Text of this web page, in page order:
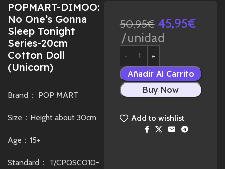
POPMART-DIMOO:
No One’s Gonna
Sleep Tonight
Series-20cm
Cotton Doll
(Unicorn)
Brand： POP MART
Size：Height about 30cm
Age：15+
Standard： T/CPQSCO10-
50,95€ 45,95€
unidad
Añadir Al Carrito
Buy Now
Add to wishlist